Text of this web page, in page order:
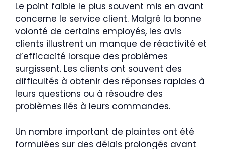
Le point faible le plus souvent mis en avant
concerne le service client. Malgré la bonne
volonté de certains employés, les avis
clients illustrent un manque de réactivité et
d’efficacité lorsque des problèmes
surgissent. Les clients ont souvent des
difficultés à obtenir des réponses rapides à
leurs questions ou à résoudre des
problèmes liés à leurs commandes.
Un nombre important de plaintes ont été
formulées sur des délais prolongés avant